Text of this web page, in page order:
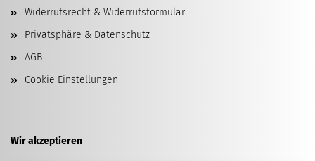
Widerrufsrecht & Widerrufsformular
Privatsphäre & Datenschutz
AGB
Cookie Einstellungen
Wir akzeptieren